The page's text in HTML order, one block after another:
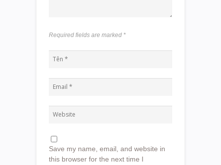
Required fields are marked *
Save my name, email, and website in
this browser for the next time I